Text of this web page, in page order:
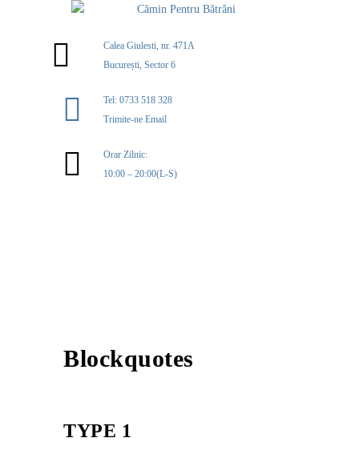
Calea Giulesti, nr. 471A
București, Sector 6
Tel: 0733 518 328
Trimite-ne Email
Orar Zilnic:
10:00 – 20:00(L-S)
Blockquotes
TYPE 1